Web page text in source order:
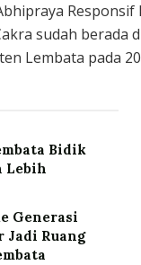
sudah berada
Lembata pada
Bidik
Lebih
Generasi
Jadi Ruang